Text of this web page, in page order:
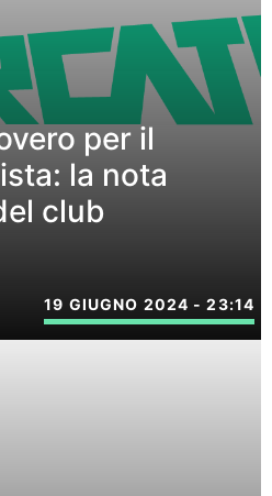
per il
la nota
club
19 GIUGNO 2024 - 23:14